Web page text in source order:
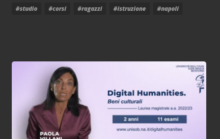
#studio #corsi #ragazzi #istruzione #napoli